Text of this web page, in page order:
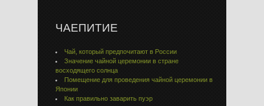
ЧАЕПИТИЕ
Чай, который предпочитают в России
Значение чайной церемонии в стране
восходящего солнца
Помещение для проведения чайной церемонии в
Японии
Как правильно заварить пуэр